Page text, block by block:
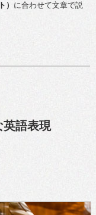
） に合わせて文章で説
英語表現